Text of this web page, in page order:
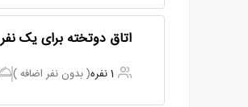
اتاق دوتخته برای یک نفر
1 نفره ( بدون نفر اضافه )